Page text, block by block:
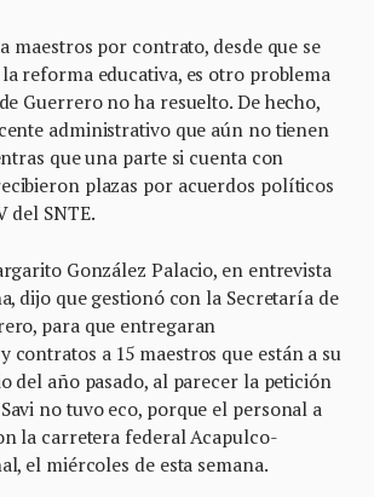
maestros por contrato, desde que se
reforma educativa, es otro problema
Guerrero no ha resuelto. De hecho,
administrativo que aún no tienen
que una parte si cuenta con
plazas por acuerdos políticos
del SNTE.
González Palacio, en entrevista
dijo que gestionó con la Secretaría de
para que entregaran
contratos a 15 maestros que están a su
del año pasado, al parecer la petición
no tuvo eco, porque el personal a
la carretera federal Acapulco-
el miércoles de esta semana.